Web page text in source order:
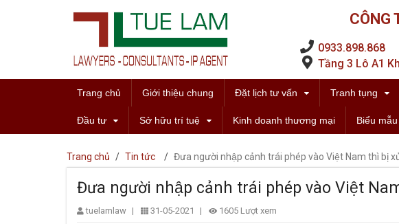
CÔNG
0933.898.868
Tầng 3 Lô A1
Trang chủ Giới thiệu chung Đặt lịch tư vấn Tranh tụng
Đầu tư Sở hữu trí tuệ Kinh doanh thương mại Biểu mẫu
Trang chủ / Tin tức / Đưa người nhập cảnh trái phép vào Việt Nam thì bị
Đưa người nhập cảnh trái phép vào Việt
tuelamlaw | 31-05-2021 | 1605 Lượt xem